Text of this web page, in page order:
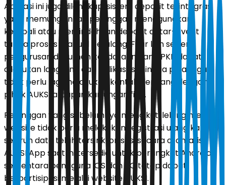
Aplikasi ini juga dilengkapi sistem deposit terintegrasi
yang memungkinkan pelanggan menggunakan
kembali atau memindahkan deposit antar-event
tanpa proses manual berulang. Fitur lain seperti
pengurusan dokumen kendaraan dan BPKB dapat
dilakukan langsung dari aplikasi, sehingga pelanggan
tidak perlu lagi melakukan kontak berulang dengan
pihak AUKSI ataupun kunjungan fisik.
Pelanggan yang sebelumnya mengikuti lelang melalui
website tidak perlu melakukan registrasi ulang karena
seluruh data telah tersinkronisasi secara otomatis.
AUKSI App saat ini tersedia untuk perangkat Android,
sementara pengguna iOS dan PC tetap dapat
berpartisipasi melalui website AUKSI.